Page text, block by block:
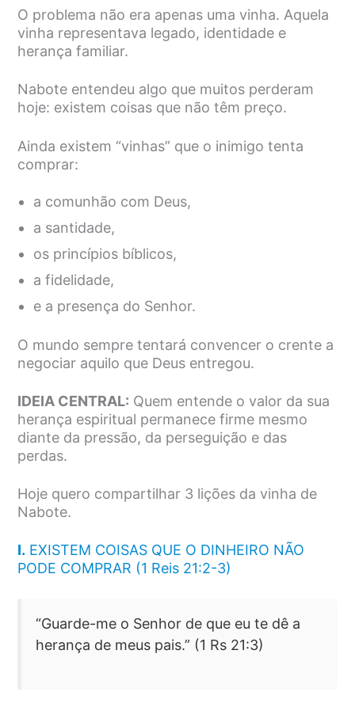
O problema não era apenas uma vinha. Aquela
vinha representava legado, identidade e
herança familiar.
Nabote entendeu algo que muitos perderam
hoje: existem coisas que não têm preço.
Ainda existem “vinhas” que o inimigo tenta
comprar:
a comunhão com Deus,
a santidade,
os princípios bíblicos,
a fidelidade,
e a presença do Senhor.
O mundo sempre tentará convencer o crente a
negociar aquilo que Deus entregou.
IDEIA CENTRAL: Quem entende o valor da sua
herança espiritual permanece firme mesmo
diante da pressão, da perseguição e das
perdas.
Hoje quero compartilhar 3 lições da vinha de
Nabote.
I. EXISTEM COISAS QUE O DINHEIRO NÃO
PODE COMPRAR (1 Reis 21:2-3)
“Guarde-me o Senhor de que eu te dê a
herança de meus pais.” (1 Rs 21:3)